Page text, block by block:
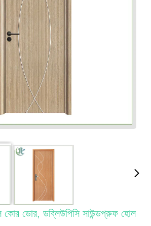
কোর ডোর, ডব্লিউপিসি সাউন্ডপ্রুফ হোল